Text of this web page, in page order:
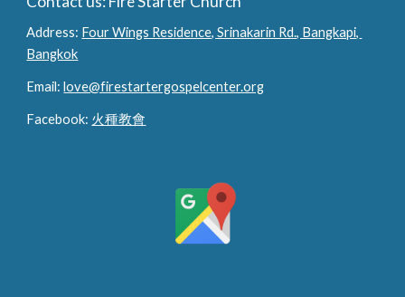
Address: Four Wings Residence, Srinakarin Rd., Bangkapi,
Bangkok
Email: love@firestartergospelcenter.org
Facebook: 火種教會